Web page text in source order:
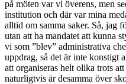
på möten var vi överens, men
institution och där var mina
alltid om samma saker. Så, jag
utan att ha mandatet att kunna
vi som ”blev” administrativa
uppdrag, så det är inte konstigt
att organiseras helt olika trots
naturligtvis är desamma över